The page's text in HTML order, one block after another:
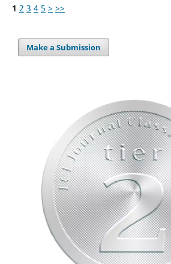
1 2 3 4 5 > >>
Make a Submission